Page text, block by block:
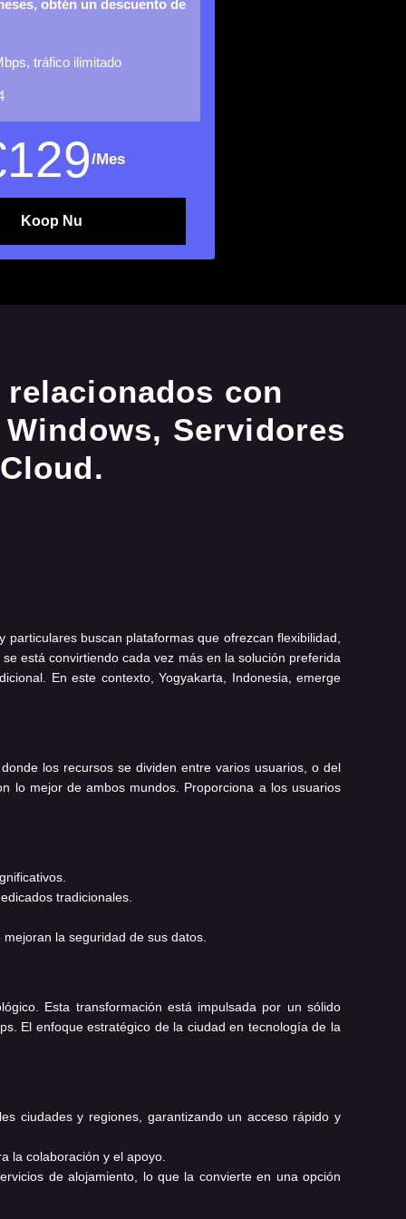
obtén un descuento de
tráfico ilimitado
129/Mes
Koop Nu
buscan plataformas que ofrezcan flexibilidad,
está convirtiendo cada vez más en la solución preferida
En este contexto, Yogyakarta, Indonesia, emerge
los recursos se dividen entre varios usuarios, o del
lo mejor de ambos mundos. Proporciona a los usuarios
tradicionales.
la seguridad de sus datos.
Esta transformación está impulsada por un sólido
El enfoque estratégico de la ciudad en tecnología de la
ciudades y regiones, garantizando un acceso rápido y
la colaboración y el apoyo.
de alojamiento, lo que la convierte en una opción